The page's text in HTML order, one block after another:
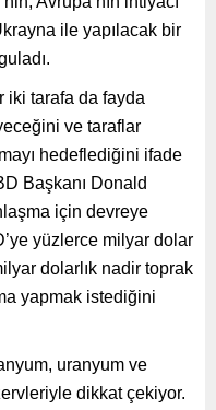
ile yapılacak bir
iki tarafa da fayda
ve taraflar
hedeflediğini ifade
Başkanı Donald
için devreye
yüzlerce milyar dolar
dolarlık nadir toprak
yapmak istediğini
uranyum ve
dikkat çekiyor.